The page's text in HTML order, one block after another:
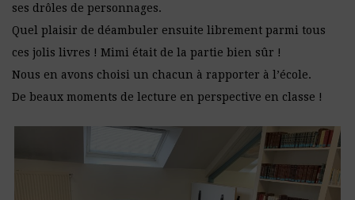
ses drôles de personnages.
Quel plaisir de déambuler ensuite librement parmi tous
ces jolis livres ! Mimi était de la partie bien sûr !
Nous en avons choisi un chacun à rapporter à l’école.
De beaux moments de lecture en perspective en classe !